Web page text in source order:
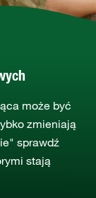
może być
zmieniają
sprawdź
stają